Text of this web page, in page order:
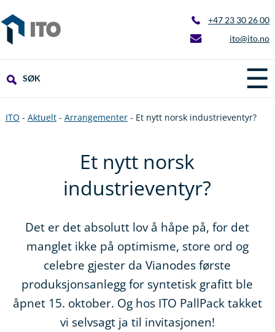
+47 23 30 26 00
ito@ito.no
☰
SØK
ITO - Aktuelt- Arrangementer- Et nytt norsk industrieventyr?
Et nytt norsk
industrieventyr?
Det er det absolutt lov å håpe på, for det
manglet ikke på optimisme, store ord og
celebre gjester da Vianodes første
produksjonsanlegg for syntetisk grafitt ble
åpnet 15. oktober. Og hos ITO PallPack takket
vi selvsagt ja til invitasjonen!